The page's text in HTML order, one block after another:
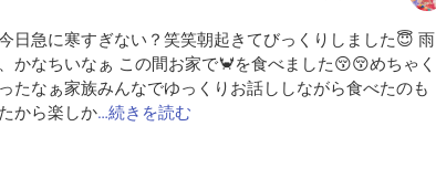
日急に寒すぎない？笑笑朝起きてびっくりしました😇 雨
かなちいなぁ この間お家で🦀を食べました😚😚めちゃく
たなぁ家族みんなでゆっくりお話ししながら食べたのも
から楽しか…続きを読む